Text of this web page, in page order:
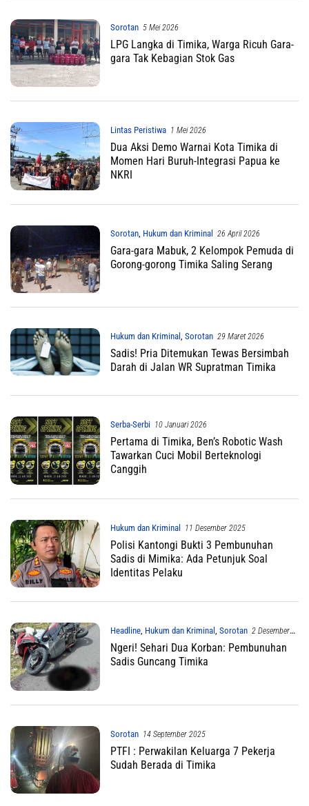
Sorotan 5 Mei 2026
LPG Langka di Timika, Warga Ricuh Gara-
gara Tak Kebagian Stok Gas
Lintas Peristiwa 1 Mei 2026
Dua Aksi Demo Warnai Kota Timika di
Momen Hari Buruh-Integrasi Papua ke
NKRI
Sorotan, Hukum dan Kriminal 26 April 2026
Gara-gara Mabuk, 2 Kelompok Pemuda di
Gorong-gorong Timika Saling Serang
Hukum dan Kriminal , Sorotan 29 Maret 2026
Sadis! Pria Ditemukan Tewas Bersimbah
Darah di Jalan WR Supratman Timika
Serba-Serbi 10 Januari 2026
Pertama di Timika, Ben’s Robotic Wash
Tawarkan Cuci Mobil Berteknologi
Canggih
Hukum dan Kriminal 11 Desember 2025
Polisi Kantongi Bukti 3 Pembunuhan
Sadis di Mimika: Ada Petunjuk Soal
Identitas Pelaku
Headline, Hukum dan Kriminal , Sorotan 2 Desember
2025
Ngeri! Sehari Dua Korban: Pembunuhan
Sadis Guncang Timika
Sorotan 14 September 2025
PTFI : Perwakilan Keluarga 7 Pekerja
Sudah Berada di Timika